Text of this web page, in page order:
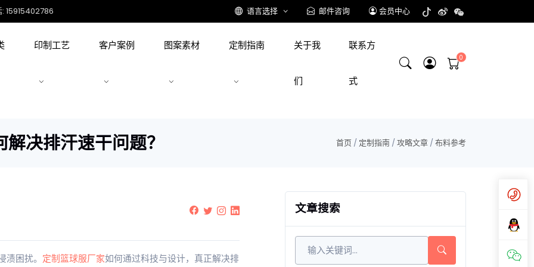
15915402786 语言选择 邮件咨询 会员中心
印制工艺 客户案例 图案素材 定制指南 关于我
们
联系方
式
决排汗速干问题？ 首页 / 定制指南/攻略文章/布料参考
困扰。 定制篮球服厂家如何通过科技与设计，真正解决排
文章搜索